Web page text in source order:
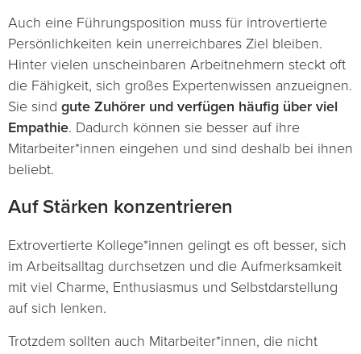
Auch eine Führungsposition muss für introvertierte
Persönlichkeiten kein unerreichbares Ziel bleiben.
Hinter vielen unscheinbaren Arbeitnehmern steckt oft
die Fähigkeit, sich großes Expertenwissen anzueignen.
Sie sind gute Zuhörer und verfügen häufig über viel
Empathie. Dadurch können sie besser auf ihre
Mitarbeiter*innen eingehen und sind deshalb bei ihnen
beliebt.
Auf Stärken konzentrieren
Extrovertierte Kollege*innen gelingt es oft besser, sich
im Arbeitsalltag durchsetzen und die Aufmerksamkeit
mit viel Charme, Enthusiasmus und Selbstdarstellung
auf sich lenken.
Trotzdem sollten auch Mitarbeiter*innen, die nicht